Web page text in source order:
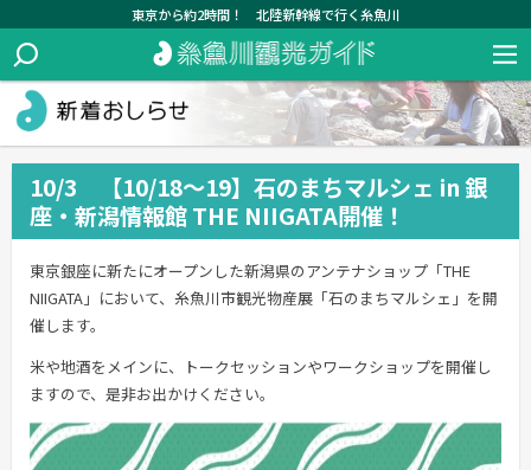
東京から約2時間！ 北陸新幹線で行く糸魚川
10/3 【10/18～19】石のまちマルシェ in 銀
座・新潟情報館 THE NIIGATA開催！
東京銀座に新たにオープンした新潟県のアンテナショップ「THE
NIIGATA」において、糸魚川市観光物産展「石のまちマルシェ」を開
催します。
米や地酒をメインに、トークセッションやワークショップを開催し
ますので、是非お出かけください。